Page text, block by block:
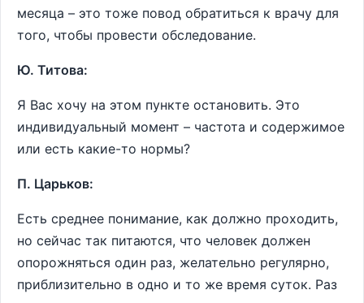
месяца – это тоже повод обратиться к врачу для
того, чтобы провести обследование.
Ю. Титова:
Я Вас хочу на этом пункте остановить. Это
индивидуальный момент – частота и содержимое
или есть какие-то нормы?
П. Царьков:
Есть среднее понимание, как должно проходить,
но сейчас так питаются, что человек должен
опорожняться один раз, желательно регулярно,
приблизительно в одно и то же время суток. Раз